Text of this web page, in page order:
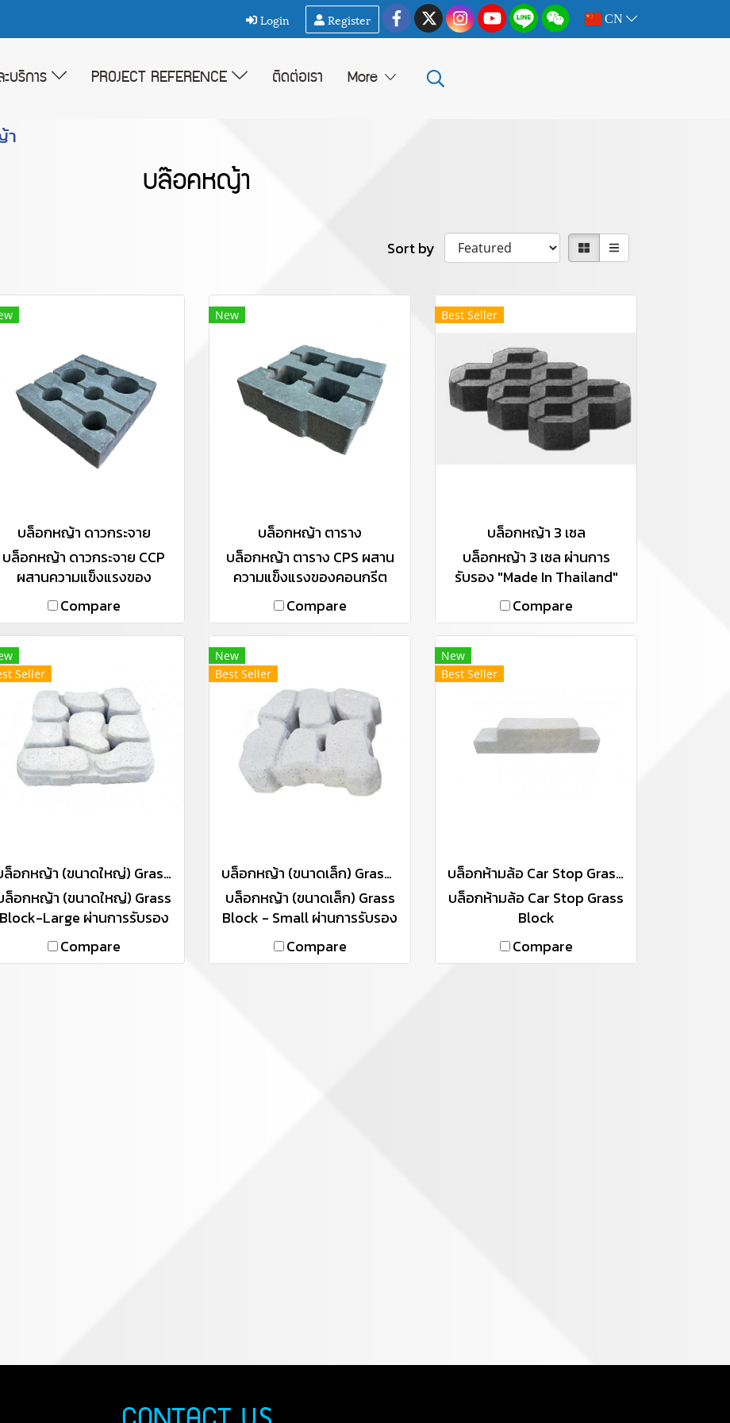
Login Register CN
ะบริการ PROJECT REFERENCE ติดต่อเรา More
า
บล๊อคหญ้า
Sort by
บล็อกหญ้า ดาวกระจาย
บล็อกหญ้า ดาวกระจาย CCP
ผสานความแข็งแรงของ
คอนกรีตคุณภาพกับความเขียว
ขจีของต้นหญ้าเข้าด้วยกัน เพื่อ
สร้างสรรค์ความเป็นธรรมชาติ
บนพื้นถนน และนำความสดชื่น
ให้รายล้อมใกล้ตัวคุณ
Compare
New
บล็อกหญ้า ตาราง
บล็อกหญ้า ตาราง CPS ผสาน
ความแข็งแรงของคอนกรีต
คุณภาพกับความเขียวขจีของ
ต้นหญ้าเข้าด้วยกัน เพื่อ
สร้างสรรค์ความเป็นธรรมชาติ
บนพื้นถนน และนำความสดชื่น
ให้รายล้อมใกล้ตัวคุณ
Compare
Best Seller
บล็อกหญ้า 3 เซล
บล็อกหญ้า 3 เซล ผ่านการ
รับรอง "Made In Thailand"
(MiT)
Compare
Seller
บล็อกหญ้า (ขนาดใหญ่) Grass Block-Large
ล็อกหญ้า (ขนาดใหญ่) Grass
Block-Large ผ่านการรับรอง
"Made In Thailand" (MiT)
Compare
New
Best Seller
บล็อกหญ้า (ขนาดเล็ก) Grass Block - Small
บล็อกหญ้า (ขนาดเล็ก) Grass
Block - Small ผ่านการรับรอง
"Made In Thailand" (MiT)
Compare
New
Best Seller
บล็อกห้ามล้อ Car Stop Grass Block
บล็อกห้ามล้อ Car Stop Grass
Block
Compare